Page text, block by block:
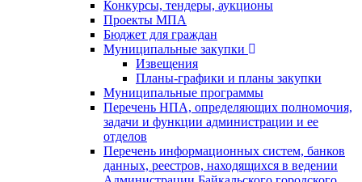
Конкурсы, тендеры, аукционы
Проекты МПА
Бюджет для граждан
Муниципальные закупки
Извещения
Планы-графики и планы закупки
Муниципальные программы
Перечень НПА, определяющих полномочия,
задачи и функции администрации и ее
отделов
Перечень информационных систем, банков
данных, реестров, находящихся в ведении